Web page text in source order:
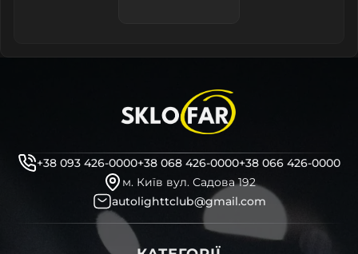
+38 093 426-0000+38 068 426-0000+38 066 426-0000
м. Київ вул. Садова 192
autolighttclub@gmail.com